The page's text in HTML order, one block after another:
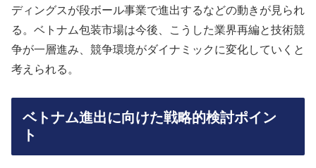
ディングスが段ボール事業で進出するなどの動きが見られ
る。ベトナム包装市場は今後、こうした業界再編と技術競
争が一層進み、競争環境がダイナミックに変化していくと
考えられる。
ベトナム進出に向けた戦略的検討ポイン
ト